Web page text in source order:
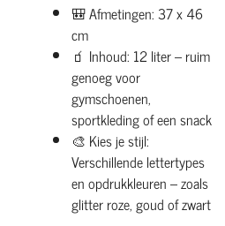
🎒 Afmetingen: 37 x 46
cm
🧃 Inhoud: 12 liter – ruim
genoeg voor
gymschoenen,
sportkleding of een snack
🎨 Kies je stijl:
Verschillende lettertypes
en opdrukkleuren – zoals
glitter roze, goud of zwart